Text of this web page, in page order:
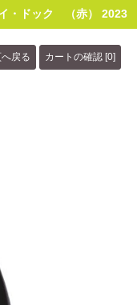
・ドック （赤） 2023